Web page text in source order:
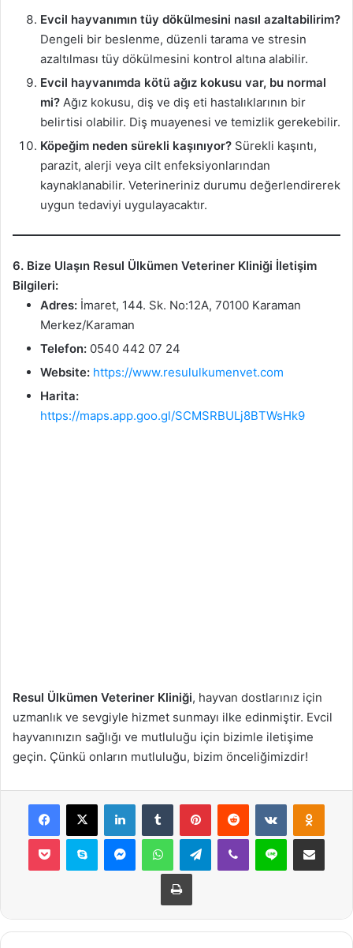
Evcil hayvanımın tüy dökülmesini nasıl azaltabilirim?
Dengeli bir beslenme, düzenli tarama ve stresin
azaltılması tüy dökülmesini kontrol altına alabilir.
Evcil hayvanımda kötü ağız kokusu var, bu normal
mi? Ağız kokusu, diş ve diş eti hastalıklarının bir
belirtisi olabilir. Diş muayenesi ve temizlik gerekebilir.
Köpeğim neden sürekli kaşınıyor? Sürekli kaşıntı,
parazit, alerji veya cilt enfeksiyonlarından
kaynaklanabilir. Veterineriniz durumu değerlendirerek
uygun tedaviyi uygulayacaktır.
6. Bize Ulaşın Resul Ülkümen Veteriner Kliniği İletişim
Bilgileri:
Adres: İmaret, 144. Sk. No:12A, 70100 Karaman
Merkez/Karaman
Telefon: 0540 442 07 24
Website: https://www.resululkumenvet.com
Harita:
https://maps.app.goo.gl/SCMSRBULj8BTWsHk9
Resul Ülkümen Veteriner Kliniği, hayvan dostlarınız için
uzmanlık ve sevgiyle hizmet sunmayı ilke edinmiştir. Evcil
hayvanınızın sağlığı ve mutluluğu için bizimle iletişime
geçin. Çünkü onların mutluluğu, bizim önceliğimizdir!
Facebook
X LinkedInTumblr PinterestReddit VKontakte
Pocket Skype MessengerWhatsAppTelegramViber Line E-Posta ile
Yazdır